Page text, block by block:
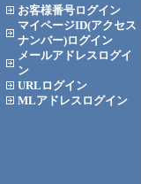
お客様番号ログイン
マイページID(アクセス
ナンバー)ログイン
メールアドレス ログイ
ン
URL ログイン
MLアドレス ログイン